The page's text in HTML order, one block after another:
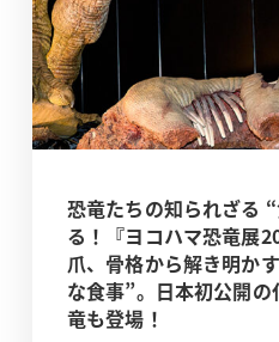
恐竜たちの知られざる
る！『ヨコハマ恐竜展
爪、骨格から解き明か
な食事”。日本初公開
竜も登場！